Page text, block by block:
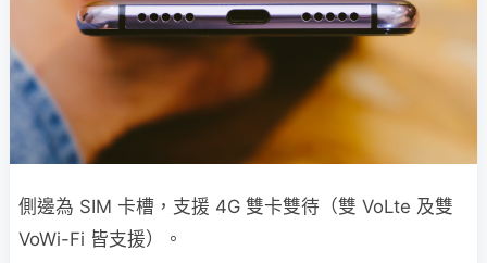
側邊為 SIM 卡槽，支援 4G 雙卡雙待（雙 VoLte 及雙
VoWi-Fi 皆支援）。